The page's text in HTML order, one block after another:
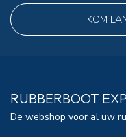
KOM
RUBBERBOOT
De webshop voor al uw